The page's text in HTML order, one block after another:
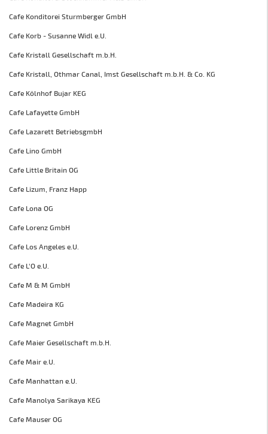
Cafe Konditorei Sturmberger GmbH
Cafe Korb - Susanne Widl e.U.
Cafe Kristall Gesellschaft m.b.H.
Cafe Kristall, Othmar Canal, Imst Gesellschaft m.b.H. & Co. KG
Cafe Kölnhof Bujar KEG
Cafe Lafayette GmbH
Cafe Lazarett BetriebsgmbH
Cafe Lino GmbH
Cafe Little Britain OG
Cafe Lizum, Franz Happ
Cafe Lona OG
Cafe Lorenz GmbH
Cafe Los Angeles e.U.
Cafe L'O e.U.
Cafe M & M GmbH
Cafe Madeira KG
Cafe Magnet GmbH
Cafe Maier Gesellschaft m.b.H.
Cafe Mair e.U.
Cafe Manhattan e.U.
Cafe Manolya Sarikaya KEG
Cafe Mauser OG